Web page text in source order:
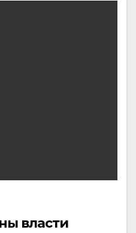
власти